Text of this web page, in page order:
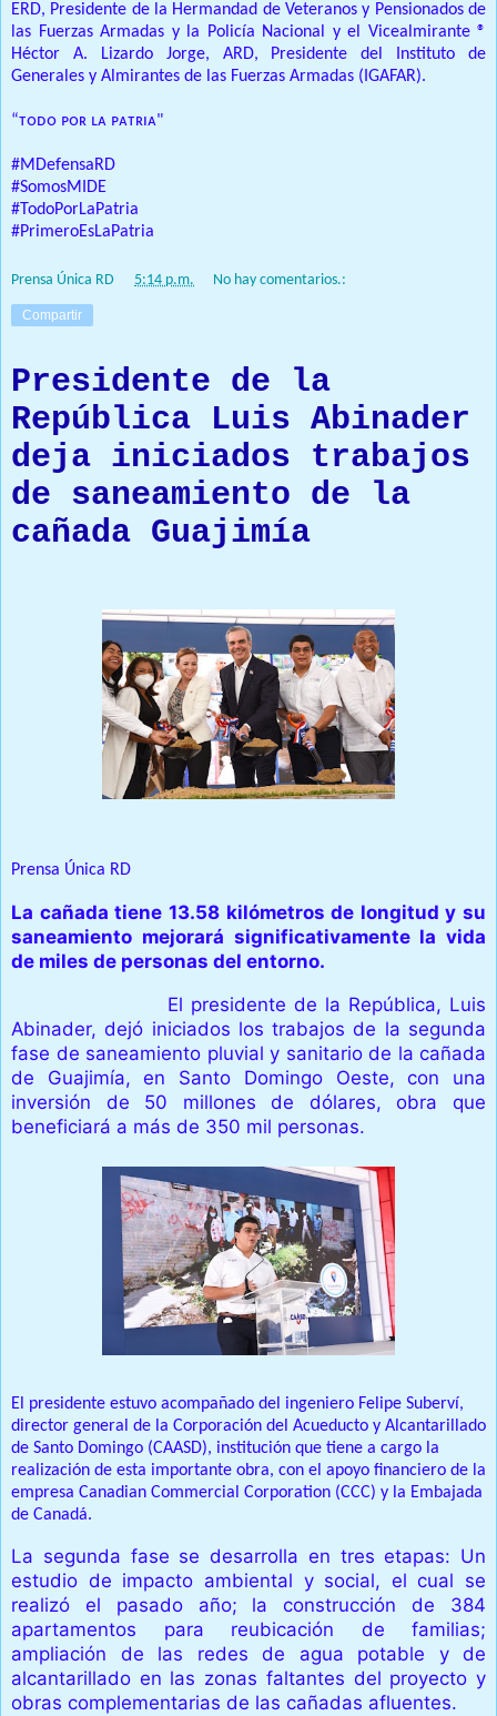
ERD, Presidente de la Hermandad de Veteranos y Pensionados de
las Fuerzas Armadas y la Policía Nacional y el Vicealmirante ®️
Héctor A. Lizardo Jorge, ARD, Presidente del Instituto de
Generales y Almirantes de las Fuerzas Armadas (IGAFAR).
“ᴛᴏᴅᴏ ᴘᴏʀ ʟᴀ ᴘᴀᴛʀɪᴀ"
#MDefensaRD
#SomosMIDE
#TodoPorLaPatria
#PrimeroEsLaPatria
Prensa Única RD 5:14 p.m. No hay comentarios.:
Compartir
Presidente de la
República Luis Abinader
deja iniciados trabajos
de saneamiento de la
cañada Guajimía
Prensa Única RD
La cañada tiene 13.58 kilómetros de longitud y su
saneamiento mejorará significativamente la vida
de miles de personas del entorno.
El presidente de la República, Luis
Abinader, dejó iniciados los trabajos de la segunda
fase de saneamiento pluvial y sanitario de la cañada
de Guajimía, en Santo Domingo Oeste, con una
inversión de 50 millones de dólares, obra que
beneficiará a más de 350 mil personas.
El presidente estuvo acompañado del ingeniero Felipe Suberví,
director general de la Corporación del Acueducto y Alcantarillado
de Santo Domingo (CAASD), institución que tiene a cargo la
realización de esta importante obra, con el apoyo financiero de la
empresa Canadian Commercial Corporation (CCC) y la Embajada
de Canadá.
La segunda fase se desarrolla en tres etapas: Un
estudio de impacto ambiental y social, el cual se
realizó el pasado año; la construcción de 384
apartamentos para reubicación de familias;
ampliación de las redes de agua potable y de
alcantarillado en las zonas faltantes del proyecto y
obras complementarias de las cañadas afluentes.